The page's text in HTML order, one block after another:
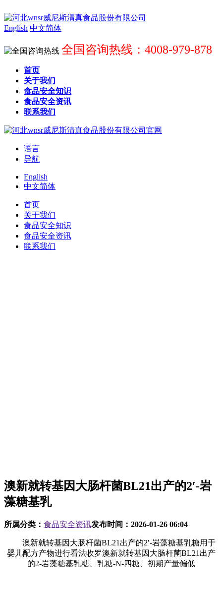
English 中文简体
全国咨询热线：4008-979-878
首页
关于我们
食品安全知识
食品安全资讯
联系我们
语言
导航
English
中文简体
首页
关于我们
食品安全知识
食品安全资讯
联系我们
澳新就转基因大肠杆菌BL21出产的2′-岩
藻糖基乳
所属分类： 食品安全资讯发布时间： 2026-01-26 06:04
澳新就转基因大肠杆菌BL21出产的2′-岩藻糖基乳糖用于
婴儿配方产物进行看法收罗澳新就转基因大肠杆菌BL21出产
的2-岩藻糖基乳糖、乳糖-N-四糖、初期产量偏低